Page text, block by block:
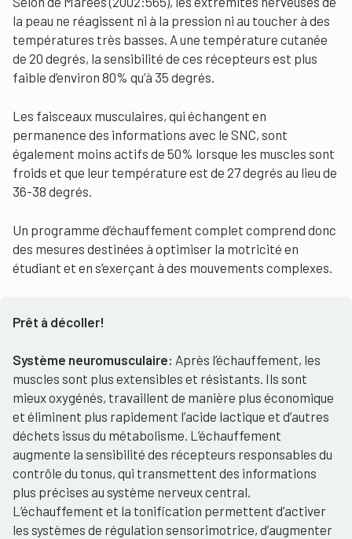
la peau ne réagissent ni à la pression ni au toucher à des
températures très basses. A une température cutanée
de 20 degrés, la sensibilité de ces récepteurs est plus
faible d’environ 80% qu’à 35 degrés.
Les faisceaux musculaires, qui échangent en
permanence des informations avec le SNC, sont
également moins actifs de 50% lorsque les muscles sont
froids et que leur température est de 27 degrés au lieu de
36-38 degrés.
Un programme d’échauffement complet comprend donc
des mesures destinées à optimiser la motricité en
étudiant et en s’exerçant à des mouvements complexes.
Prêt à décoller!
Système neuromusculaire: Après l’échauffement, les
muscles sont plus extensibles et résistants. Ils sont
mieux oxygénés, travaillent de manière plus économique
et éliminent plus rapidement l’acide lactique et d’autres
déchets issus du métabolisme. L’échauffement
augmente la sensibilité des récepteurs responsables du
contrôle du tonus, qui transmettent des informations
plus précises au système nerveux central.
L’échauffement et la tonification permettent d’activer
les systèmes de régulation sensorimotrice, d’augmenter